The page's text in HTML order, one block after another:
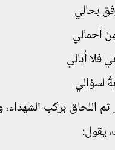
بحالي
أحمالي
أُبالي
لسؤالي
اللحاق بركب
يقول: